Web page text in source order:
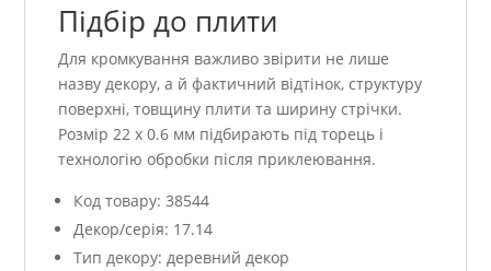
Підбір до плити
Для кромкування важливо звірити не лише
назву декору, а й фактичний відтінок, структуру
поверхні, товщину плити та ширину стрічки.
Розмір 22 x 0.6 мм підбирають під торець і
технологію обробки після приклеювання.
Код товару: 38544
Декор/серія: 17.14
Тип декору: деревний декор